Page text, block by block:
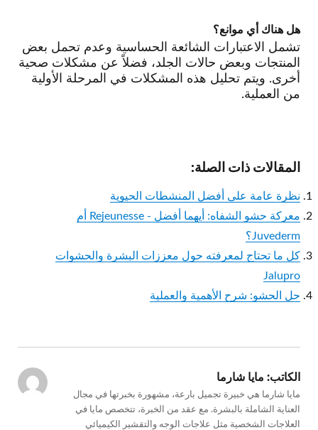
هل هناك أي موانع؟
تشمل الاعتبارات الشائعة الحساسية وعدم تحمل بعض
المنتجات وبعض حالات الجلد، فضلاً عن مشكلات صحية
أخرى. ويتم تحليل هذه المشكلات في المرحلة الأولية
من العملية.
المقالات ذات الصلة:
نظرة عامة على أفضل المنشطات الحيوية
معركة حشو الشفاه: أيهما أفضل - Rejeunesse أم
Juvederm؟
كل ما تحتاج لمعرفته حول معززات البشرة والحشوات
Jalupro
حل الحشو: شرح الأهمية والعملية
الكاتب: مايا شارما
مايا شارما هي خبيرة تجميل بارعة، مشهورة بخبرتها في مجال
العناية الشاملة بالبشرة. مع عقد من الخبرة، تتخصص مايا في
العلاجات الشخصية مثل علاجات الوجه والتقشير الكيميائي